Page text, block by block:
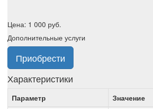
Цена: 1 000 руб.
Дополнительные услуги
Приобрести
Характеристики
Параметр
Значение